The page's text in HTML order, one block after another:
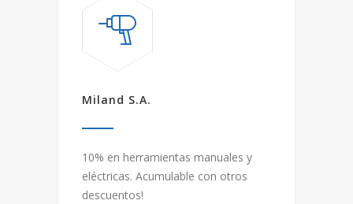
Miland S.A.
10% en herramientas manuales y
eléctricas. Acumulable con otros
descuentos!